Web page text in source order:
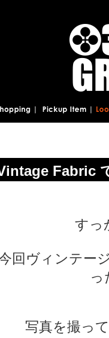
Fabric
すっ
回ヴィンテー
っ
写真を撮っ